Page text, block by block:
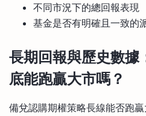
不同市況下的總回報表現
基金是否有明確且一致的
長期回報與歷史數
底能跑贏大市嗎？
備兌認購期權策略長線能否跑